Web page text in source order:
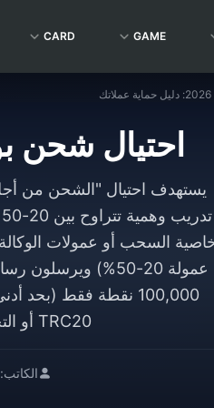
GAME
CARD
احتيال شحن بوبو لايف 2026:
TRC20 أو التحويل البنكي، ولا تتطلب أبداً أي عمليات شحن إضافية.
الكاتب: